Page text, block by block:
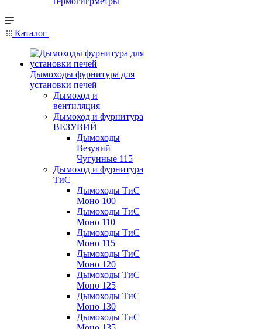
Каталог
Дымоходы фурнитура для
установки печей
Дымоход и
вентиляция
Дымоход и фурнитура
ВЕЗУВИЙ
Дымоходы
Везувий
Чугунные 115
Дымоход и фурнитура
ТиС
Дымоходы ТиС
Моно 100
Дымоходы ТиС
Моно 110
Дымоходы ТиС
Моно 115
Дымоходы ТиС
Моно 120
Дымоходы ТиС
Моно 125
Дымоходы ТиС
Моно 130
Дымоходы ТиС